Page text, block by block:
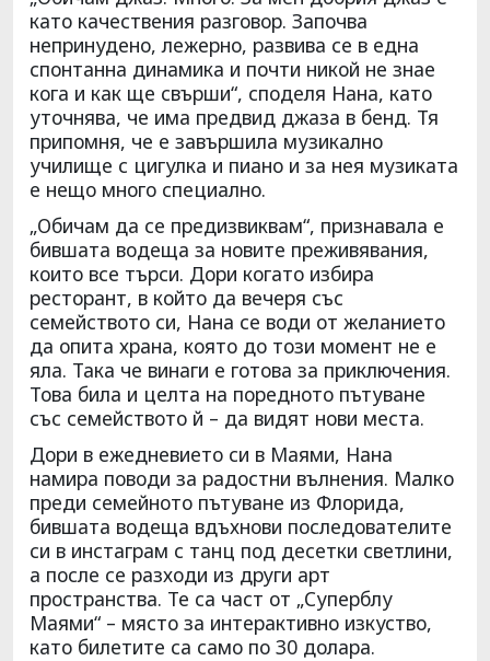
като качествения разговор. Започва
непринудено, лежерно, развива се в една
спонтанна динамика и почти никой не знае
кога и как ще свърши“, споделя Нана, като
уточнява, че има предвид джаза в бенд. Тя
припомня, че е завършила музикално
училище с цигулка и пиано и за нея музиката
е нещо много специално.
„Обичам да се предизвиквам“, признавала е
бившата водеща за новите преживявания,
които все търси. Дори когато избира
ресторант, в който да вечеря със
семейството си, Нана се води от желанието
да опита храна, която до този момент не е
яла. Така че винаги е готова за приключения.
Това била и целта на поредното пътуване
със семейството й – да видят нови места.
Дори в ежедневието си в Маями, Нана
намира поводи за радостни вълнения. Малко
преди семейното пътуване из Флорида,
бившата водеща вдъхнови последователите
си в инстаграм с танц под десетки светлини,
а после се разходи из други арт
пространства. Те са част от „Суперблу
Маями“ – място за интерактивно изкуство,
като билетите са само по 30 долара.